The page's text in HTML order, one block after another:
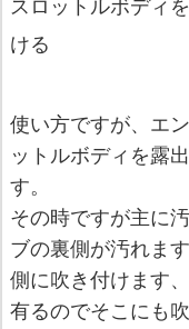
スロットルボディ
ける
使い方ですが、エ
ットルボディを露
す。
その時ですが主に
ブの裏側が汚れま
側に吹き付けます
有るのでそこにも